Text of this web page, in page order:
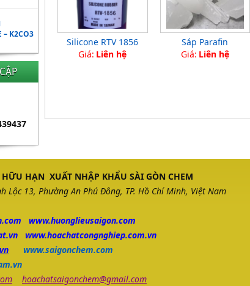
– K2CO3
Silicone RTV 1856
Giá: Liên hệ
Sáp Parafin
Giá: Liên hệ
HỮU HẠN XUẤT NHẬP KHẨU SÀI GÒN CHEM
Lộc 13, Phường An Phú Đông, TP. Hồ Chí Minh, Việt Nam
www.huonglieusaigon.com
www.hoachatcongnghiep.com.vn
www.saigonchem.com
hoachatsaigonchem@gmail.com